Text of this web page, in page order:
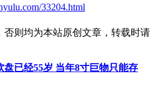
33204.html
否则均为本站原创文章，转载时请
盘已经55岁 当年8寸巨物只能存